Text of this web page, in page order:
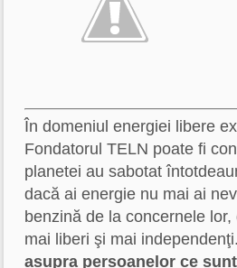
În domeniul energiei libere
Fondatorul TELN poate fi
planetei au sabotat
dacă ai energie nu mai ai
benzină de la concernele
mai liberi şi mai
asupra persoanelor ce